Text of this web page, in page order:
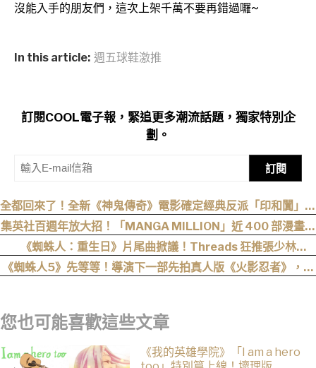
沒能入手的朋友們，這次上架千萬不要再錯過囉~
In this article: 週五球鞋激推
訂閱COOL電子報，緊追更多潮流話題，獨家特別企
劃。
訂閱
全都回來了！全新《神鬼傳奇》電影確定經典反派「印和闐」也
會回歸
集英社百週年放大招！「MANGA MILLION」近 400 部漫畫免
費看，《航海王》、《火影忍者》支援逾百種語言
《蜘蛛人：重生日》片尾曲掀議！Threads 狂推張少林
〈SpiderMan〉，網笑：播這個直接神作預定
《蜘蛛人5》先等等！導演下一部先拍真人版《火影忍者》，電
您也可能喜歡這些文章
《我的英雄學院》「I am a hero